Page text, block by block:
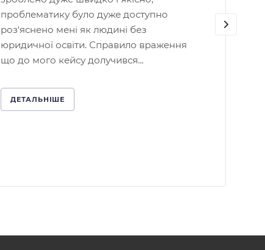
проблематику було дуже доступно
роз'яснено мені як людині без
юридичної освіти. Справило враження
що до мого кейсу долучився...
ДЕТАЛЬНІШЕ